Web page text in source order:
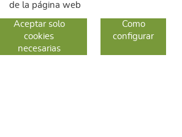
de la página web
Aceptar solo
cookies
necesarias
Como
configurar